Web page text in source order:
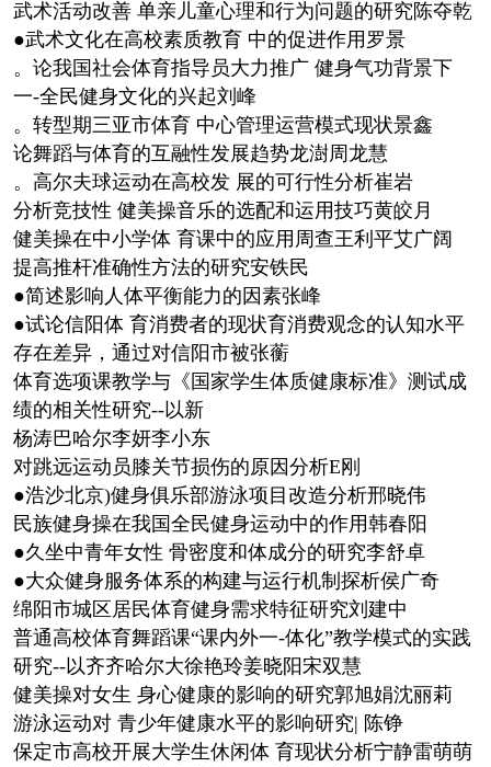
武术活动改善 单亲儿童心理和行为问题的研究陈夺乾
●武术文化在高校素质教育 中的促进作用罗景
。论我国社会体育指导员大力推广 健身气功背景下
一-全民健身文化的兴起刘峰
。转型期三亚市体育 中心管理运营模式现状景鑫
论舞蹈与体育的互融性发展趋势龙澍周龙慧
。高尔夫球运动在高校发 展的可行性分析崔岩
分析竞技性 健美操音乐的选配和运用技巧黄皎月
健美操在中小学体 育课中的应用周查王利平艾广阔
提高推杆准确性方法的研究安铁民
●简述影响人体平衡能力的因素张峰
●试论信阳体 育消费者的现状育消费观念的认知水平
存在差异，通过对信阳市被张蘅
体育选项课教学与《国家学生体质健康标准》测试成
绩的相关性研究--以新
杨涛巴哈尔李妍李小东
对跳远运动员膝关节损伤的原因分析E刚
●浩沙北京)健身俱乐部游泳项目改造分析邢晓伟
民族健身操在我国全民健身运动中的作用韩春阳
●久坐中青年女性 骨密度和体成分的研究李舒卓
●大众健身服务体系的构建与运行机制探析侯广奇
绵阳市城区居民体育健身需求特征研究刘建中
普通高校体育舞蹈课“课内外一-体化”教学模式的实践
研究--以齐齐哈尔大徐艳玲姜晓阳宋双慧
健美操对女生 身心健康的影响的研究郭旭娟沈丽莉
游泳运动对 青少年健康水平的影响研究| 陈铮
保定市高校开展大学生休闲体 育现状分析宁静雷萌萌